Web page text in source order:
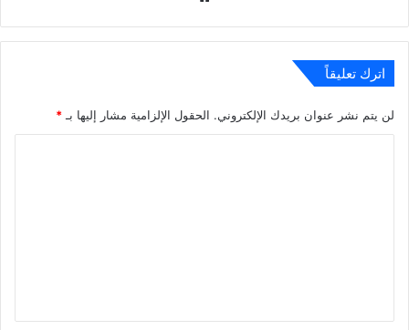
اترك تعليقاً
لن يتم نشر عنوان بريدك الإلكتروني. الحقول الإلزامية مشار إليها بـ *